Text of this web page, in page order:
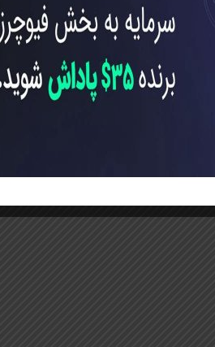
اضافی به ارزش‌های زیر قابل